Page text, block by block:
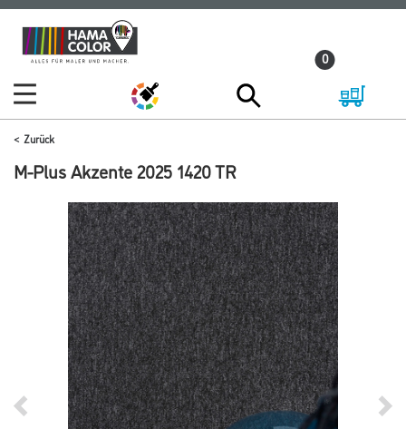
Zum
Inhalt
Zum
Navigationsmenü
0
Zurück
M-Plus Akzente 2025 1420 TR